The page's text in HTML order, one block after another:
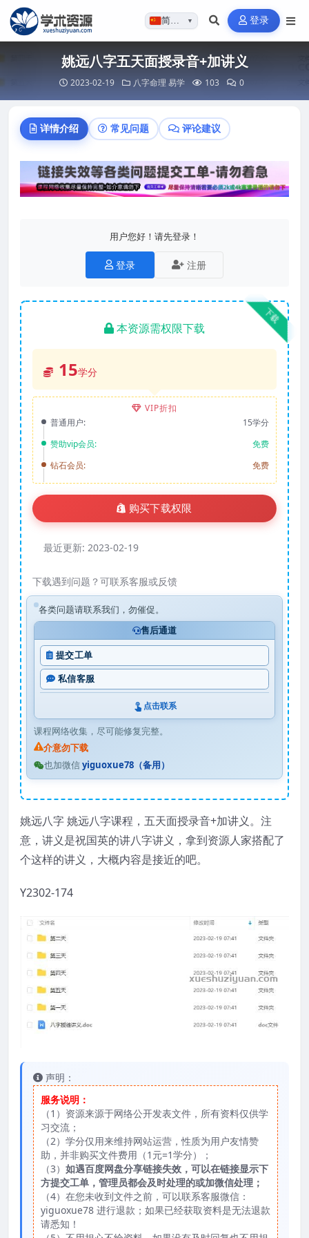
简体…▼ 登录
姚远八字五天面授录音+加讲义
2023-02-19 八字命理 易学 103 0
详情介绍 常见问题 评论建议
用户您好！请先登录！
登录 注册
下载
本资源需权限下载
15学分
VIP折扣
普通用户:
15学分
赞助vip会员:
免费
钻石会员:
免费
购买下载权限
最近更新: 2023-02-19
下载遇到问题？可联系客服或反馈
各类问题请联系我们，勿催促。
售后通道
提交工单
私信客服
点击联系
课程网络收集，尽可能修复完整。
介意勿下载
也加微信yiguoxue78（备用）
姚远八字 姚远八字课程，五天面授录音+加讲义。注
意，讲义是祝国英的讲八字讲义，拿到资源人家搭配了
个这样的讲义，大概内容是接近的吧。
Y2302-174
声明：
服务说明：
（1）资源来源于网络公开发表文件，所有资料仅供学
习交流；
（2）学分仅用来维持网站运营，性质为用户友情赞
助，并非购买文件费用（1元=1学分）；
（3） 如遇百度网盘分享链接失效，可以在链接显示下
方提交工单，管理员都会及时处理的或加微信处理；
（4）在您未收到文件之前，可以联系客服微信：
yiguoxue78 进行退款；如果已经获取资料是无法退款
请悉知！